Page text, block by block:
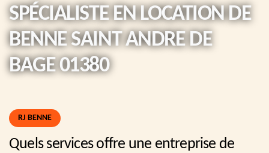
SPÉCIALISTE EN LOCATION DE
BENNE SAINT ANDRE DE
BAGE 01380
RJ BENNE
Quels services offre une entreprise de